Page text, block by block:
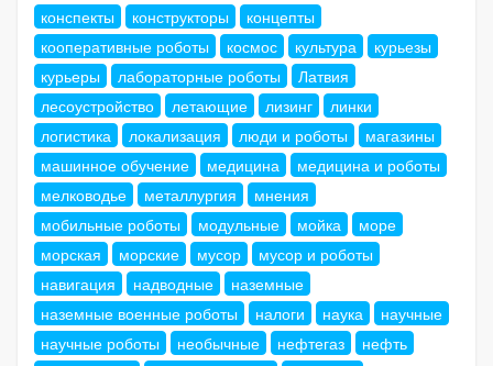
конспекты
конструкторы
концепты
кооперативные роботы
космос культура
курьезы
курьеры
лабораторные роботы
Латвия
лесоустройство
летающие лизинг
линки
логистика
локализация люди и роботы
магазины
машинное обучение
медицина
медицина и роботы
мелководье
металлургия
мнения
мобильные роботы
модульные мойка
море
морская
морские мусор
мусор и роботы
навигация
надводные
наземные
наземные военные роботы
налоги наука
научные
научные роботы
необычные нефтегаз
нефть